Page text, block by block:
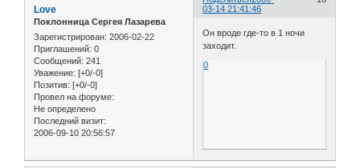
03-14 21:41:46
Love
Поклонница Сергея Лазарева
Зарегистрирован: 2006-02-22
Приглашений: 0
Сообщений: 241
Уважение: [+0/-0]
Позитив: [+0/-0]
Провел на форуме:
Не определено
Последний визит:
2006-09-10 20:56:57
Он вроде где-то в 1 ночи
заходит.
0